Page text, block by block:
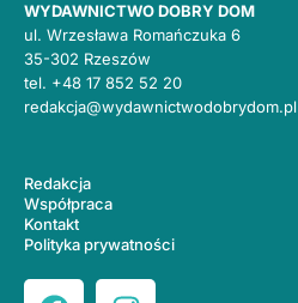
WYDAWNICTWO DOBRY DOM
ul. Wrzesława Romańczuka 6
35-302 Rzeszów
tel. +48 17 852 52 20
redakcja@wydawnictwodobrydom.pl
Redakcja
Współpraca
Kontakt
Polityka prywatności